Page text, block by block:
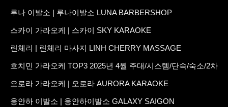
루나 이발소 | 루나이발소 LUNA BARBERSHOP
스카이 가라오케 | 스카이 SKY KARAOKE
린체리 | 린체리 마사지 LINH CHERRY MASSAGE
호치민 가라오케 TOP3 2025년 4월 주대/시스템/단속/숙소/2차
오로라 가라오케 | 오로라 AURORA KARAOKE
응안하 이발소 | 응안하이발소 GALAXY SAIGON